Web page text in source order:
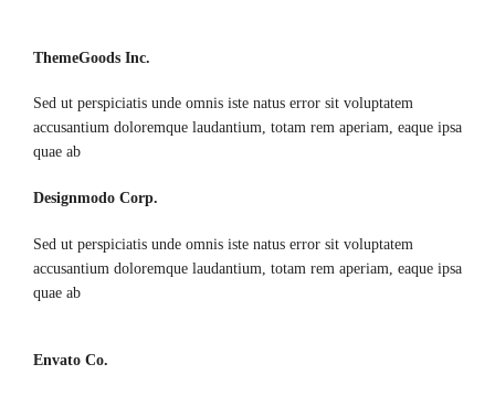
ThemeGoods Inc.
Sed ut perspiciatis unde omnis iste natus error sit voluptatem
accusantium doloremque laudantium, totam rem aperiam, eaque ipsa
quae ab
Designmodo Corp.
Sed ut perspiciatis unde omnis iste natus error sit voluptatem
accusantium doloremque laudantium, totam rem aperiam, eaque ipsa
quae ab
Envato Co.